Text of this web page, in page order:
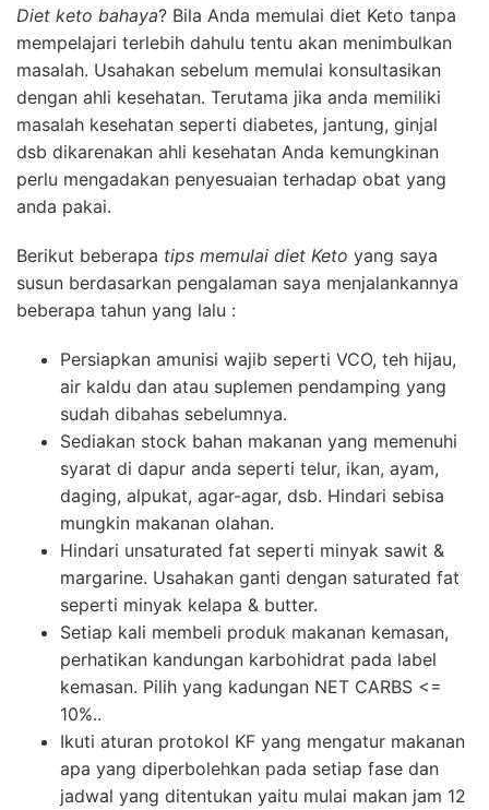
Diet keto bahaya? Bila Anda memulai diet Keto tanpa
mempelajari terlebih dahulu tentu akan menimbulkan
masalah. Usahakan sebelum memulai konsultasikan
dengan ahli kesehatan. Terutama jika anda memiliki
masalah kesehatan seperti diabetes, jantung, ginjal
dsb dikarenakan ahli kesehatan Anda kemungkinan
perlu mengadakan penyesuaian terhadap obat yang
anda pakai.
Berikut beberapa tips memulai diet Keto yang saya
susun berdasarkan pengalaman saya menjalankannya
beberapa tahun yang lalu :
Persiapkan amunisi wajib seperti VCO, teh hijau,
air kaldu dan atau suplemen pendamping yang
sudah dibahas sebelumnya.
Sediakan stock bahan makanan yang memenuhi
syarat di dapur anda seperti telur, ikan, ayam,
daging, alpukat, agar-agar, dsb. Hindari sebisa
mungkin makanan olahan.
Hindari unsaturated fat seperti minyak sawit &
margarine. Usahakan ganti dengan saturated fat
seperti minyak kelapa & butter.
Setiap kali membeli produk makanan kemasan,
perhatikan kandungan karbohidrat pada label
kemasan. Pilih yang kadungan NET CARBS <=
10%..
Ikuti aturan protokol KF yang mengatur makanan
apa yang diperbolehkan pada setiap fase dan
jadwal yang ditentukan yaitu mulai makan jam 12